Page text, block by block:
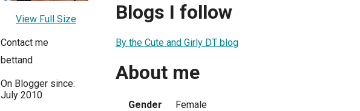
View Full Size
Contact me
bettand
On Blogger since:
July 2010
Blogs I follow
By the Cute and Girly DT blog
About me
Gender
Female